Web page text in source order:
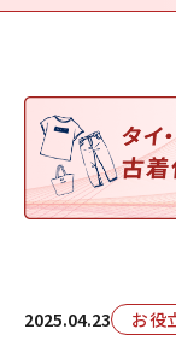
2025.04.23 お役